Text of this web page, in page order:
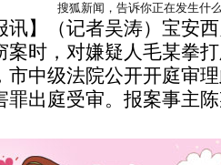
搜狐新闻，告诉你正在发生什
（记者吴涛）宝安西
案时，对嫌疑人毛某拳
市中级法院公开开庭审
罪出庭受审。报案事主